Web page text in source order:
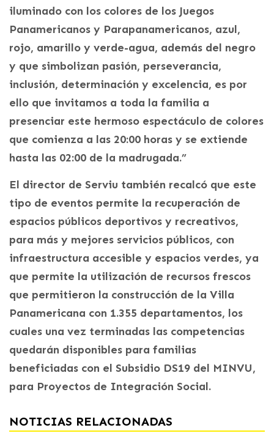
iluminado con los colores de los Juegos
Panamericanos y Parapanamericanos, azul,
rojo, amarillo y verde-agua, además del negro
y que simbolizan pasión, perseverancia,
inclusión, determinación y excelencia, es por
ello que invitamos a toda la familia a
presenciar este hermoso espectáculo de colores
que comienza a las 20:00 horas y se extiende
hasta las 02:00 de la madrugada.”
El director de Serviu también recalcó que este
tipo de eventos permite la recuperación de
espacios públicos deportivos y recreativos,
para más y mejores servicios públicos, con
infraestructura accesible y espacios verdes, ya
que permite la utilización de recursos frescos
que permitieron la construcción de la Villa
Panamericana con 1.355 departamentos, los
cuales una vez terminadas las competencias
quedarán disponibles para familias
beneficiadas con el Subsidio DS19 del MINVU,
para Proyectos de Integración Social.
NOTICIAS RELACIONADAS